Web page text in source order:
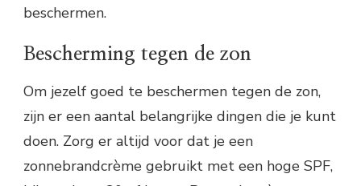
beschermen.
Bescherming tegen de zon
Om jezelf goed te beschermen tegen de zon,
zijn er een aantal belangrijke dingen die je kunt
doen. Zorg er altijd voor dat je een
zonnebrandcrème gebruikt met een hoge SPF,